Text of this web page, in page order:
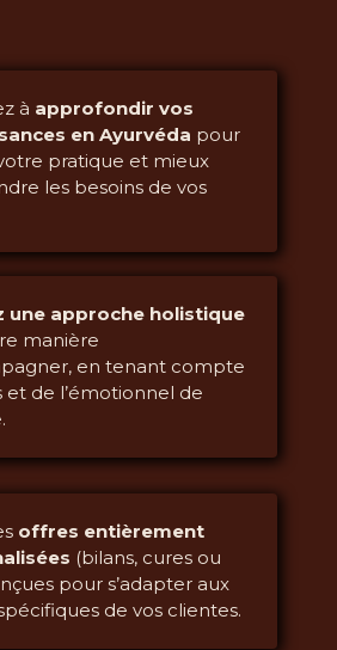
à approfondir vos
en Ayurvéda pour
pratique et mieux
les besoins de vos
une approche holistique
manière
en tenant compte
et de l’émotionnel de
offres entièrement
(bilans, cures ou
pour s’adapter aux
de vos clientes.